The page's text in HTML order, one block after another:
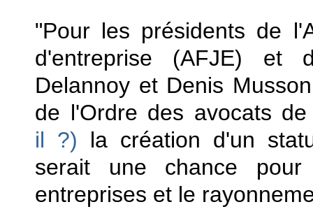
"Pour les présidents de
d'entreprise (AFJE) et
Delannoy et Denis
de l'Ordre des avocats
il ?) la création d'un
serait une chance
entreprises et le